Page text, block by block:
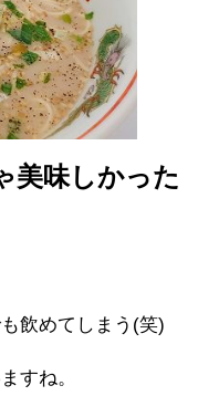
美味しかった
飲めてしまう(笑)
すね。